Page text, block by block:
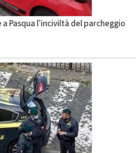
a Pasqua l’inciviltà del parcheggio